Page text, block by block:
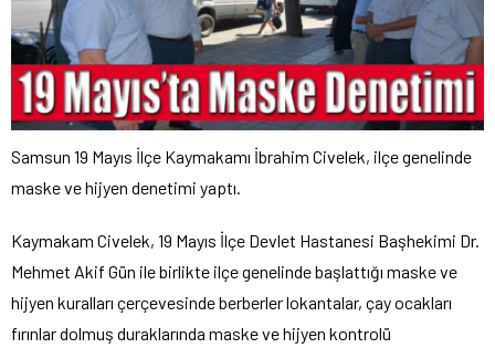
Samsun 19 Mayıs İlçe Kaymakamı İbrahim Civelek, ilçe genelinde
maske ve hijyen denetimi yaptı.
Kaymakam Civelek, 19 Mayıs İlçe Devlet Hastanesi Başhekimi Dr.
Mehmet Akif Gün ile birlikte ilçe genelinde başlattığı maske ve
hijyen kuralları çerçevesinde berberler lokantalar, çay ocakları
fırınlar dolmuş duraklarında maske ve hijyen kontrolü